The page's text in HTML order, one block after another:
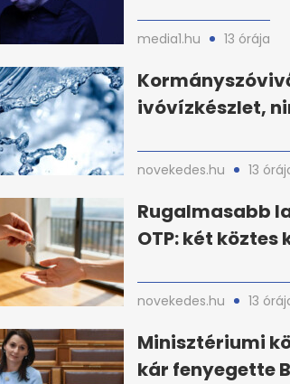
media1.hu 13 órája
ivóvízkészlet,
novekedes.hu 13
Rugalmasabb
OTP: két köztes
novekedes.hu 13
Minisztériumi
kár fenyegette